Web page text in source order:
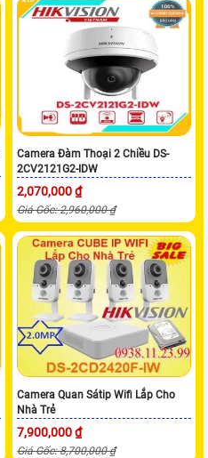
Camera Đàm Thoại 2 Chiều DS-
2CV2121G2-IDW
2,070,000 ₫
Giá Gốc: 2,960,000 ₫
Camera Quan Sátip Wifi Lắp Cho
Nhà Trẻ
7,900,000 ₫
Giá Gốc: 8,700,000 ₫